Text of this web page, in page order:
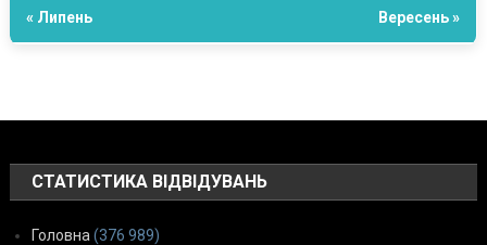
« Липень Вересень »
СТАТИСТИКА ВІДВІДУВАНЬ
Головна (376 989)